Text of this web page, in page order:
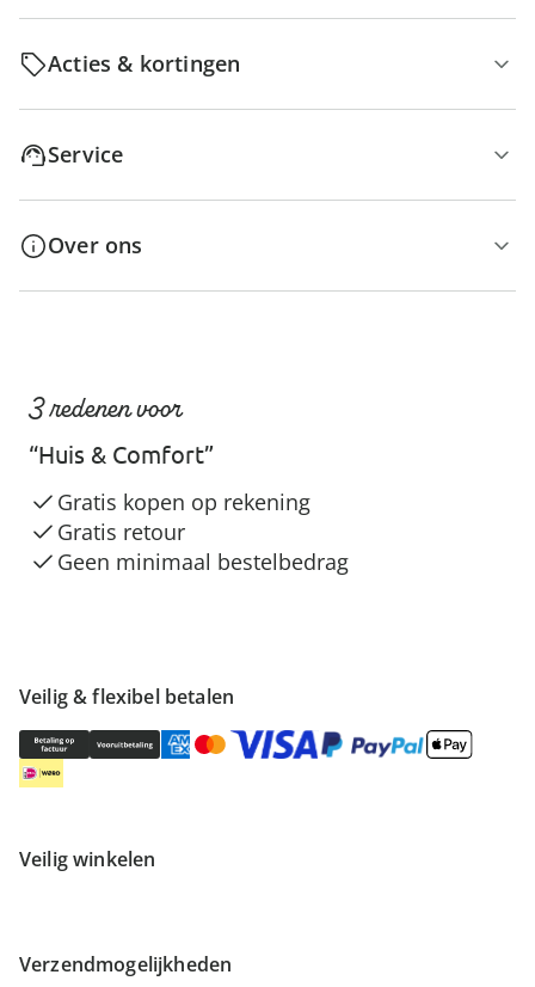
Acties & kortingen
Service
Over ons
Veilig & flexibel betalen
Veilig winkelen
Verzendmogelijkheden
3 redenen voor
“Huis & Comfort”
Gratis kopen op rekening
Gratis retour
Geen minimaal bestelbedrag